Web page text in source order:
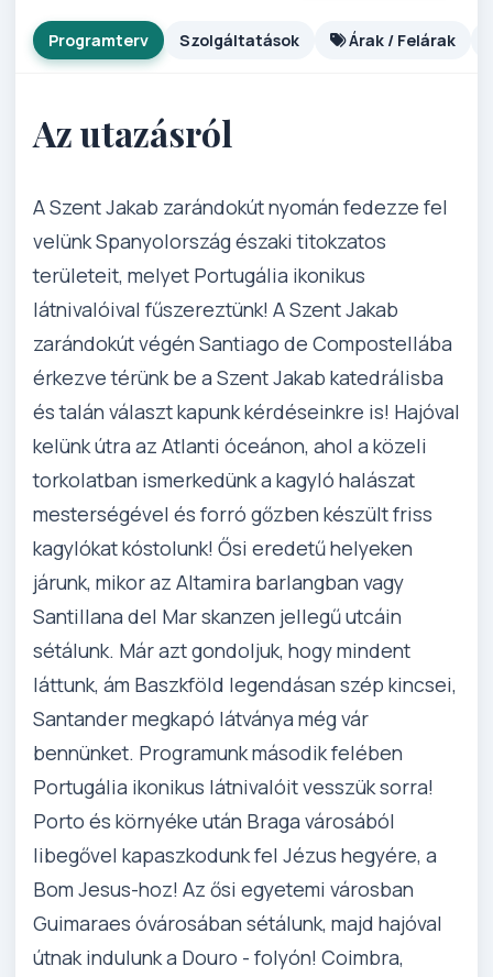
Programterv Szolgáltatások Árak / Felárak
Az utazásról
A Szent Jakab zarándokút nyomán fedezze fel
velünk Spanyolország északi titokzatos
területeit, melyet Portugália ikonikus
látnivalóival fűszereztünk! A Szent Jakab
zarándokút végén Santiago de Compostellába
érkezve térünk be a Szent Jakab katedrálisba
és talán választ kapunk kérdéseinkre is! Hajóval
kelünk útra az Atlanti óceánon, ahol a közeli
torkolatban ismerkedünk a kagyló halászat
mesterségével és forró gőzben készült friss
kagylókat kóstolunk! Ősi eredetű helyeken
járunk, mikor az Altamira barlangban vagy
Santillana del Mar skanzen jellegű utcáin
sétálunk. Már azt gondoljuk, hogy mindent
láttunk, ám Baszkföld legendásan szép kincsei,
Santander megkapó látványa még vár
bennünket. Programunk második felében
Portugália ikonikus látnivalóit vesszük sorra!
Porto és környéke után Braga városából
libegővel kapaszkodunk fel Jézus hegyére, a
Bom Jesus-hoz! Az ősi egyetemi városban
Guimaraes óvárosában sétálunk, majd hajóval
útnak indulunk a Douro - folyón! Coimbra,